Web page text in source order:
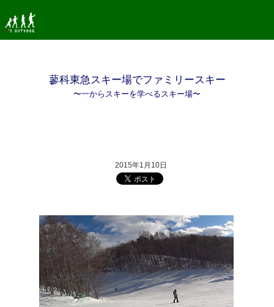
蓼科東急スキー場でファミリースキー
〜一からスキーを学べるスキー場〜
2015年1月10日